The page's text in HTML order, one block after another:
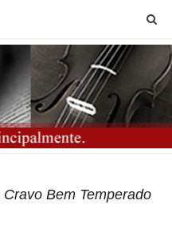
Cravo Bem Temperado